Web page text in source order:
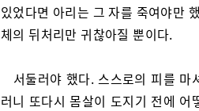
있었다면 아리는 그 자를 죽여야만
체의 뒤처리만 귀찮아질 뿐이다.
서둘러야 했다. 스스로의 피를
러니 또다시 몸살이 도지기 전에